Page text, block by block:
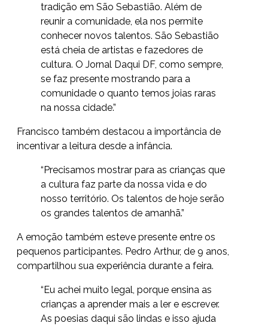
tradição em São Sebastião. Além de
reunir a comunidade, ela nos permite
conhecer novos talentos. São Sebastião
está cheia de artistas e fazedores de
cultura. O Jornal Daqui DF, como sempre,
se faz presente mostrando para a
comunidade o quanto temos joias raras
na nossa cidade.”
Francisco também destacou a importância de
incentivar a leitura desde a infância.
“Precisamos mostrar para as crianças que
a cultura faz parte da nossa vida e do
nosso território. Os talentos de hoje serão
os grandes talentos de amanhã.”
A emoção também esteve presente entre os
pequenos participantes. Pedro Arthur, de 9 anos,
compartilhou sua experiência durante a feira.
“Eu achei muito legal, porque ensina as
crianças a aprender mais a ler e escrever.
As poesias daqui são lindas e isso ajuda